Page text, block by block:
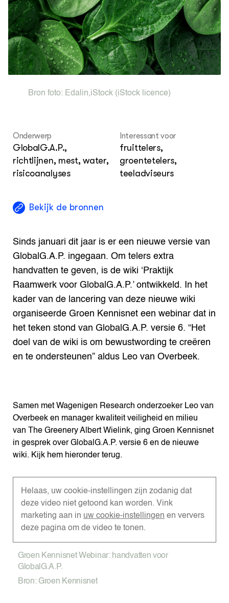
ACTUEEL
Nieuws
Nieuwsbrief
Agenda
DIERENWELZIJN
Video's
OVER
Over DWW
Bron foto: Edalin,iStock(iStock licence)
Onderwerp
GlobalG.A.P.,
richtlijnen, mest, water,
risicoanalyses
Interessant voor
fruittelers,
groentetelers,
teeladviseurs
Bekijk de bronnen
Sinds januari dit jaar is er een nieuwe versie van
GlobalG.A.P. ingegaan. Om telers extra
handvatten te geven, is de wiki ‘Praktijk
Raamwerk voor GlobalG.A.P.’ ontwikkeld. In het
kader van de lancering van deze nieuwe wiki
organiseerde Groen Kennisnet een webinar dat in
het teken stond van GlobalG.A.P. versie 6. “Het
doel van de wiki is om bewustwording te creëren
en te ondersteunen” aldus Leo van Overbeek.
Samen met Wagenigen Research onderzoeker Leo van
Overbeek en manager kwaliteit veiligheid en milieu
van The Greenery Albert Wielink, ging Groen Kennisnet
in gesprek over GlobalG.A.P. versie 6 en de nieuwe
wiki. Kijk hem hieronder terug.
Helaas, uw cookie-instellingen zijn zodanig dat
deze video niet getoond kan worden. Vink
marketing aan in uw cookie-instellingen en ververs
deze pagina om de video te tonen.
Groen Kennisnet Webinar: handvatten voor
GlobalG.A.P.
Bron: Groen Kennisnet